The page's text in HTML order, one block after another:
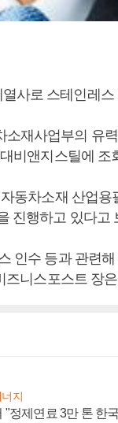
사로 스테인레
재사업부의 유
비앤지스틸에 조
동차소재 산업
진행하고 있다고
인수 등과 관련
즈니스포스트 장
너지
"정제연료 3만 톤 한